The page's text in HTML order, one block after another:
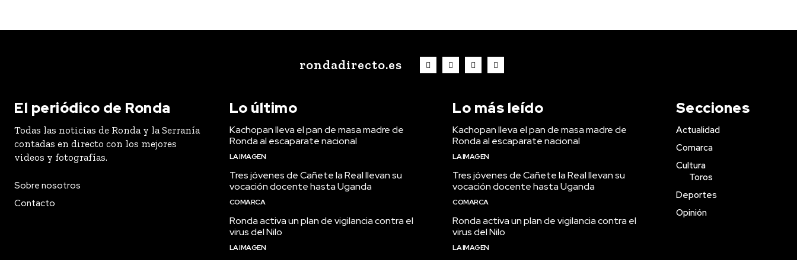
rondadirecto.es
El periódico de Ronda
Todas las noticias de Ronda y la Serranía
contadas en directo con los mejores
videos y fotografías.
Sobre nosotros
Contacto
Lo último
Kachopan lleva el pan de masa madre de
Ronda al escaparate nacional
LA IMAGEN
Tres jóvenes de Cañete la Real llevan su
vocación docente hasta Uganda
COMARCA
Ronda activa un plan de vigilancia contra el
virus del Nilo
LA IMAGEN
Lo más leído
Kachopan lleva el pan de masa madre de
Ronda al escaparate nacional
LA IMAGEN
Tres jóvenes de Cañete la Real llevan su
vocación docente hasta Uganda
COMARCA
Ronda activa un plan de vigilancia contra el
virus del Nilo
LA IMAGEN
Secciones
Actualidad
Comarca
Cultura
Toros
Deportes
Opinión